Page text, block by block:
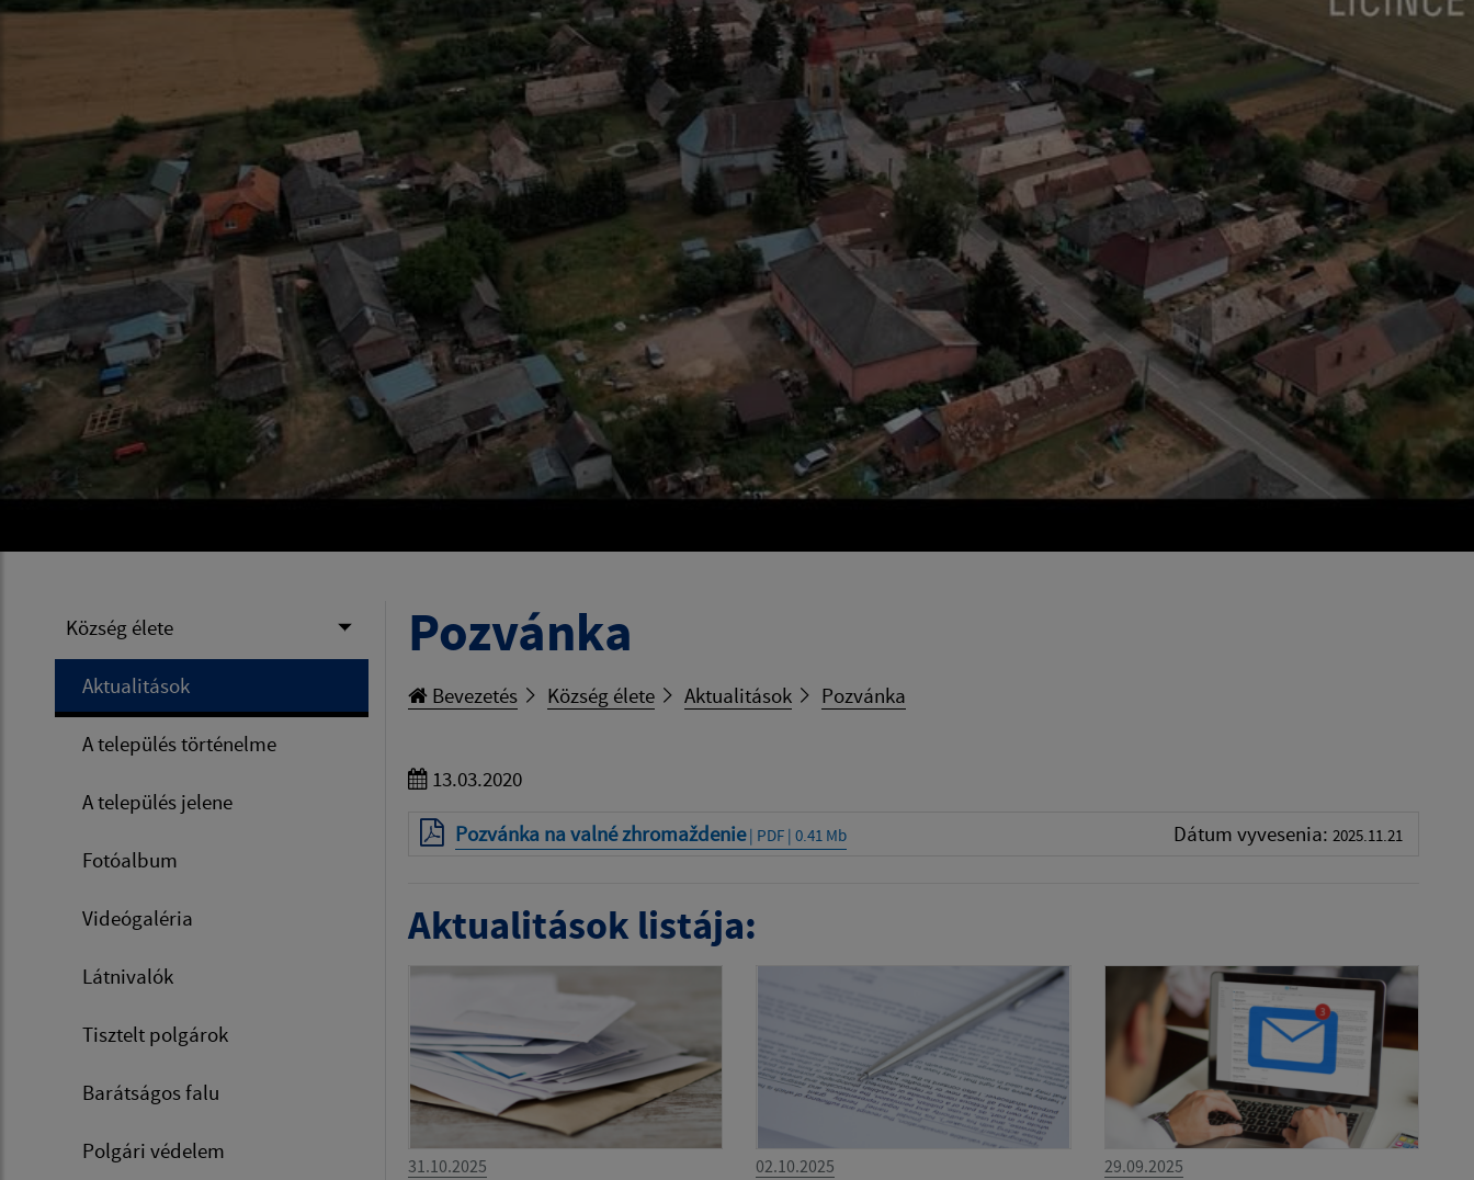
Község élete
Aktualitások
A település történelme
A település jelene
Fotóalbum
Videógaléria
Látnivalók
Tisztelt polgárok
Barátságos falu
Polgári védelem
Pozvánka
Bevezetés Község élete Aktualitások Pozvánka
13.03.2020
Pozvánka na valné zhromaždenie| PDF | 0.41 Mb Dátum vyvesenia: 2025.11.21
Aktualitások listája:
31.10.2025 02.10.2025 29.09.2025